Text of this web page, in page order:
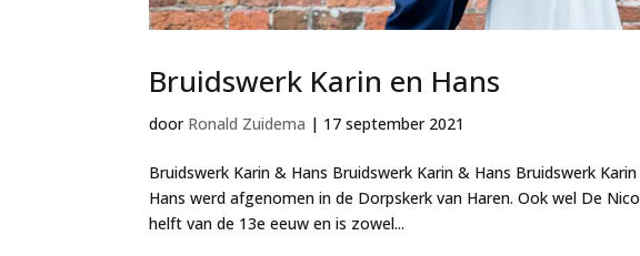
Bruidswerk Karin en Hans
door Ronald Zuidema | 17 september 2021
Bruidswerk Karin & Hans Bruidswerk Karin & Hans Bruidswerk
Hans werd afgenomen in de Dorpskerk van Haren. Ook wel De
helft van de 13e eeuw en is zowel...